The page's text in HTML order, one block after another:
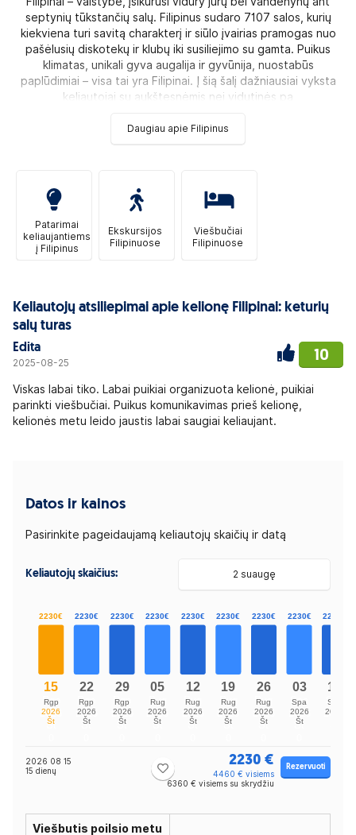
septynių tūkstančių salų. Filipinus sudaro 7107 salos, kurių
kiekviena turi savitą charakterį ir siūlo įvairias pramogas nuo
pašėlusių diskotekų ir klubų iki susiliejimo su gamta. Puikus
klimatas, unikali gyva augalija ir gyvūnija, nuostabūs
paplūdimiai – visa tai yra Filipinai. Į šią šalį dažniausiai vyksta
keliautojai su aukštesnėmis nei vidutinės pa
Daugiau apie Filipinus
Patarimai
keliaujantiems
į Filipinus
Ekskursijos
Filipinuose
Viešbučiai
Filipinuose
Keliautojų atsiliepimai apie kelionę Filipinai: keturių
salų turas
Edita
2025-08-25 10
Viskas labai tiko. Labai puikiai organizuota kelionė, puikiai
parinkti viešbučiai. Puikus komunikavimas prieš kelionę,
kelionės metu leido jaustis labai saugiai keliaujant.
Datos ir kainos
Pasirinkite pageidaujamą keliautojų skaičių ir datą
Keliautojų skaičius: 2 suaugę
2026 08 15
15 dienų
2230 €
4460 € visiems
6360 € visiems su skrydžiu
Rezervuoti
Viešbutis poilsio metu